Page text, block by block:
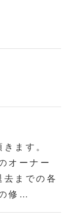
ます。
オーナー
までの各
修…